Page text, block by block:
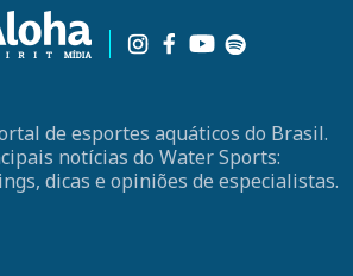
de esportes aquáticos do Brasil.
notícias do Water Sports:
dicas e opiniões de especialistas.